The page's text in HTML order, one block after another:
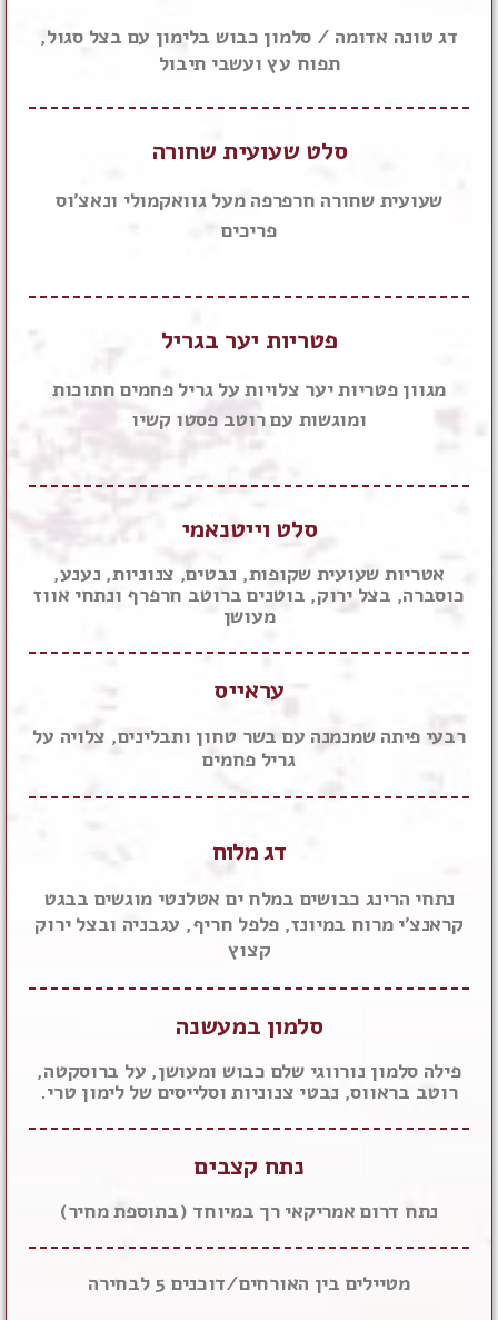
דג טונה אדומה / סלמון כבוש בלימון עם בצל סגול,
תפוח עץ ועשבי תיבול
סלט שעועית שחורה
שעועית שחורה חרפרפה מעל גוואקמולי ונאצ'וס
פריכים
פטריות יער בגריל
מגוון פטריות יער צלויות על גריל פחמים חתוכות
ומוגשות עם רוטב פסטו קשיו
סלט וייטנאמי
אטריות שעועית שקופות, נבטים, צנוניות, נענע,
כוסברה, בצל ירוק, בוטנים ברוטב חרפרף ונתחי אווז
מעושן
עראייס
רבעי פיתה שמנמנה עם בשר טחון ותבלינים, צלויה על
גריל פחמים
דג מלוח
נתחי הרינג כבושים במלח ים אטלנטי מוגשים בבגט
קראנצ'י מרוח במיונז, פלפל חריף, עגבניה ובצל ירוק
קצוץ
סלמון במעשנה
פילה סלמון נורווגי שלם כבוש ומעושן, על ברוסקטה,
רוטב בראווס, נבטי צנוניות וסלייסים של לימון טרי.
נתח קצבים
נתח דרום אמריקאי רך במיוחד (בתוספת מחיר)
מטיילים בין האורחים/דוכנים 5 לבחירה